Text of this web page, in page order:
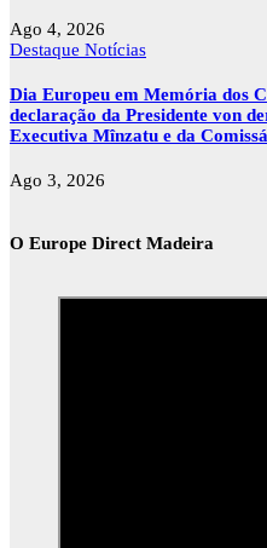
Ago 4, 2026
Destaque Notícias
Dia Europeu em Memória dos
declaração da Presidente von
Executiva Mînzatu e da
Ago 3, 2026
O Europe Direct Madeira